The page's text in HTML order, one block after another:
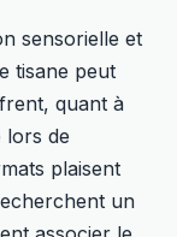
sensorielle et
tisane peut
quant à
lors de
plaisent
un